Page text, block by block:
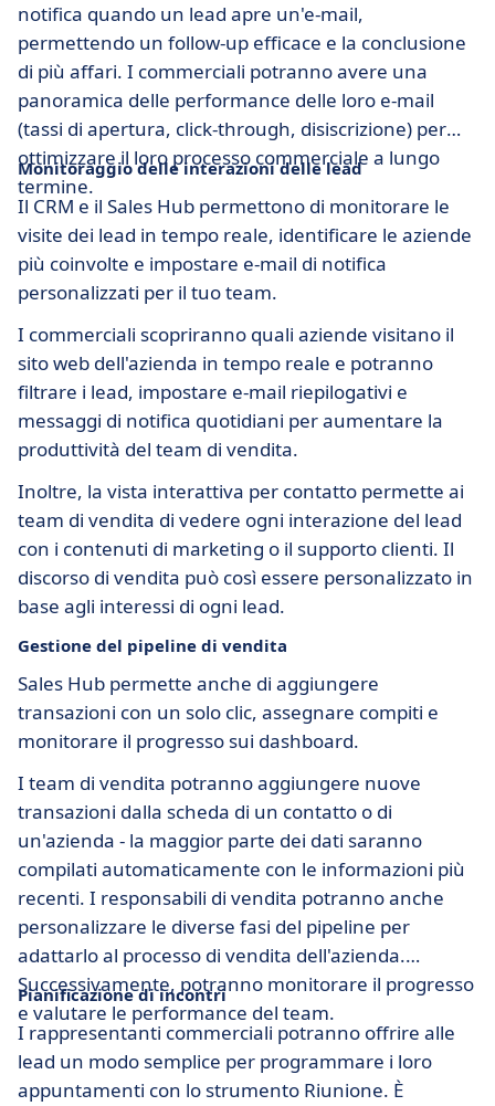
notifica quando un lead apre un'e-mail,
permettendo un follow-up efficace e la conclusione
di più affari. I commerciali potranno avere una
panoramica delle performance delle loro e-mail
(tassi di apertura, click-through, disiscrizione) per
ottimizzare il loro processo commerciale a lungo
termine.
Monitoraggio delle interazioni delle lead
Il CRM e il Sales Hub permettono di monitorare le
visite dei lead in tempo reale, identificare le aziende
più coinvolte e impostare e-mail di notifica
personalizzati per il tuo team.
I commerciali scopriranno quali aziende visitano il
sito web dell'azienda in tempo reale e potranno
filtrare i lead, impostare e-mail riepilogativi e
messaggi di notifica quotidiani per aumentare la
produttività del team di vendita.
Inoltre, la vista interattiva per contatto permette ai
team di vendita di vedere ogni interazione del lead
con i contenuti di marketing o il supporto clienti. Il
discorso di vendita può così essere personalizzato in
base agli interessi di ogni lead.
Gestione del pipeline di vendita
Sales Hub permette anche di aggiungere
transazioni con un solo clic, assegnare compiti e
monitorare il progresso sui dashboard.
I team di vendita potranno aggiungere nuove
transazioni dalla scheda di un contatto o di
un'azienda - la maggior parte dei dati saranno
compilati automaticamente con le informazioni più
recenti. I responsabili di vendita potranno anche
personalizzare le diverse fasi del pipeline per
adattarlo al processo di vendita dell'azienda.
Successivamente, potranno monitorare il progresso
e valutare le performance del team.
Pianificazione di incontri
I rappresentanti commerciali potranno offrire alle
lead un modo semplice per programmare i loro
appuntamenti con lo strumento Riunione. È